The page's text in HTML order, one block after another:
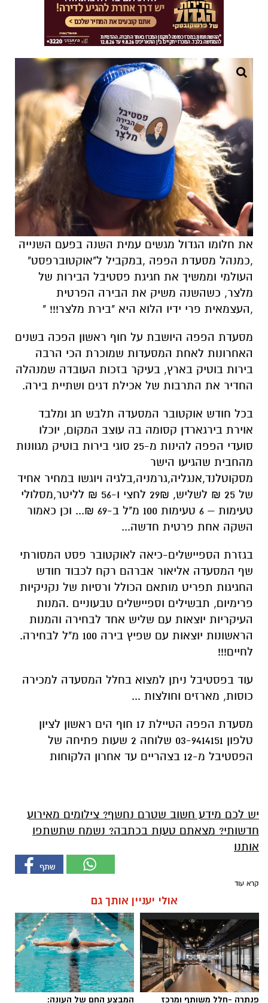
את חלומו הגדול מגשים עמית השנה בפעם השנייה
,כמנהל מסעדת הפפה ,במקביל ל"אוקטוברפסט"
העולמי וממשיך את חגיגת פסטיבל הבירות של
מלצר, כשהשנה משיק את הבירה הפרטית
,העצמאית פרי ידיו הלוא היא "בירת מלצר!!! "
מסעדת הפפה היושבת על חוף ראשון הפכה בשנים
האחרונות לאחת המסעדות שמוכרת הכי הרבה
בירות בוטיק בארץ, בעיקר בזכות העובדה שמנהלה
החדיר את התרבות של אכילת דגים ושתיית בירה.
בכל חודש אוקטובר המסעדה תלבש חג ומלבד
אוירת בירגארדן קסומה בה עוצב המקום, יוכלו
סועדי הפפה להינות מ-25 סוגי בירות בוטיק מגוונות
מהחבית שהגיעו הישר
מסקוטלנד,אנגליה,גרמניה,בלגיה ויוגשו במחיר אחיד
של 25 ₪ לשליש, 29₪ לחצי ו-56 ₪ לליטר,מסלולי
טעימות – 6 טעימות 100 מ"ל ב-69 ₪... וכן כאמור
השקה אחת פרטית חדשה...
בגזרת הספיישלים-כיאה לאוקטובר פסט המסורתי
שף המסעדה אליאור אברהם רקח לכבוד חודש
החגיגות תפריט מותאם הכולל ורסיות של נקניקיות
פרימיום, תבשילים וספיישלים טבעוניים .המנות
העיקריות יוצאות עם שליש אחד לבחירה והמנות
הראשונות יוצאות עם שפיץ בירה 100 מ"ל לבחירה.
לחיים!!!
עוד בפסטיבל ניתן למצוא בחלל המסעדה למכירה
כוסות, מארזים וחולצות ...
מסעדת הפפה הטיילת 17 חוף הים ראשון לציון
טלפון 03-9414151 שלוחה 2 שעות פתיחה של
הפסטיבל מ-12 בצהריים עד אחרון הלקוחות
יש לכם מידע חשוב שטרם נחשף? צילומים מאירוע
חדשותי? מצאתם טעות בכתבה? נשמח שתשתפו
אותנו
קרא עוד
אולי יעניין אותך גם
פנתרה -חלל משותף ומרכז המבצע החם של העונה: